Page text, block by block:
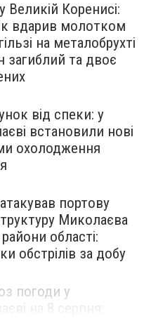
Великій Коренисі:
вдарив молотком
на металобрухті
загиблий та двоє
від спеки: у
встановили нові
охолодження
портову
Миколаєва
області:
обстрілів за добу
погоди у
на 8 серпня: